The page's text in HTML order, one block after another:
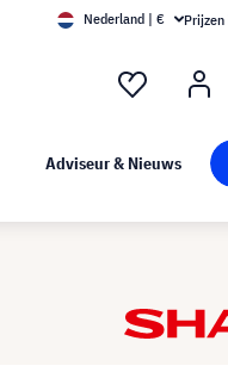
Nederland | € Prijzen
Adviseur & Nieuws